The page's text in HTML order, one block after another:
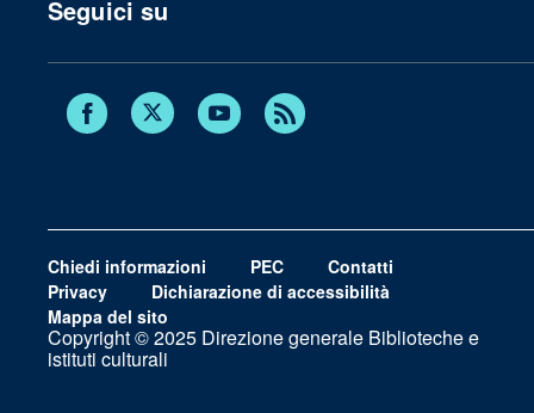
Seguici su
Facebook Twitter Youtube
Chiedi informazioni PEC
Contatti
Privacy
Dichiarazione di accessibilità
Mappa del sito
Copyright © 2025 Direzione generale Biblioteche e
istituti culturali